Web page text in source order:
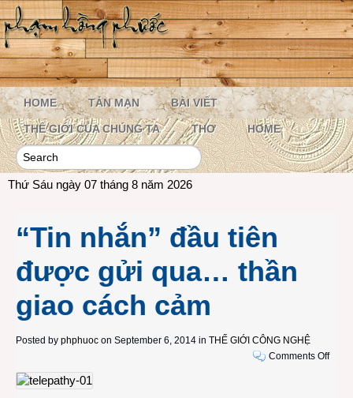
HOME TẢN MẠN BÀI VIẾT
THẾ GIỚI CỦA CHÚNG TA THƠ HOME
Thứ Sáu ngày 07 tháng 8 năm 2026
“Tin nhắn” đầu tiên
được gửi qua… thần
giao cách cảm
Posted by phphuoc on September 6, 2014 in THẾ GIỚI CÔNG NGHỆ
Comments Offon